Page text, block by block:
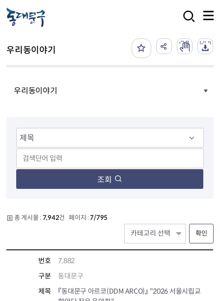
우리동이야기
우리동이야기
조회
총 게시물 : 7,942건 페이지 :7/795
확인
번호
7,882
구분
동대문구
제목
『동대문구 아르코(DDM ARCO)』 "2026 서울시립교